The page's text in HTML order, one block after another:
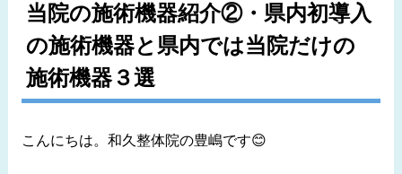
当院の施術機器紹介②・県内初導入
の施術機器と県内では当院だけの
施術機器３選
こんにちは。和久整体院の豊嶋です😊